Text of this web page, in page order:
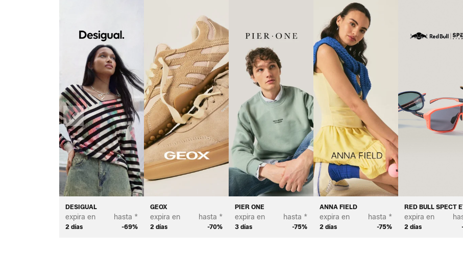
DESIGUAL
expira en
2 días
hasta *
-69%
GEOX
expira en
2 días
hasta *
-70%
PIER ONE
expira en
3 días
hasta *
-75%
ANNA FIELD
expira en
2 días
hasta *
-75%
RED BULL SPECT
expira en
2 días
Anteriormente